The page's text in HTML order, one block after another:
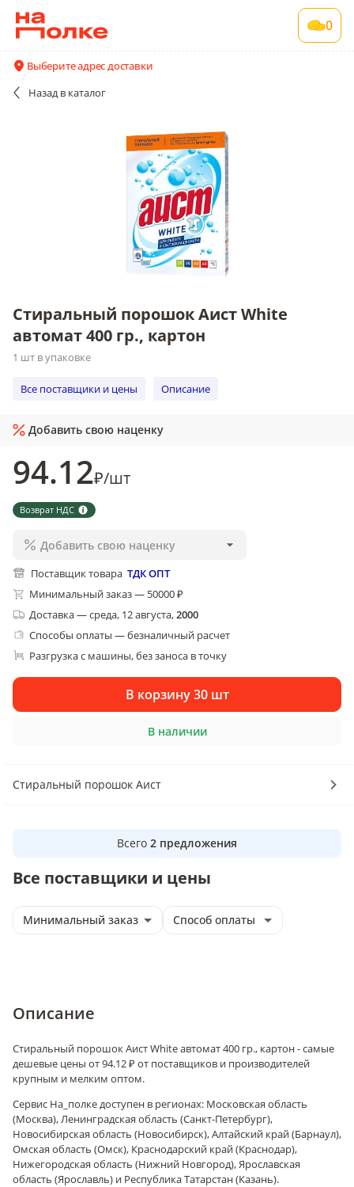
0
Выберите адрес доставки
Назад в каталог
Стиральный порошок Аист White автомат
400 гр., картон
Стиральный порошок Аист White
автомат 400 гр., картон
1 шт в упаковке
Все поставщики и цены Описание
Добавить свою наценку
94.12₽/шт
Возврат НДС
Добавить свою наценку
Поставщик товара ТДК ОПТ
Минимальный заказ — 50000 ₽
Доставка—среда, 12 августа,2000
Способы оплаты — безналичный расчет
Разгрузка с машины, без заноса в точку
В корзину 30 шт
В наличии
Стиральный порошок Аист
Всего 2 предложения
Все поставщики и цены
Минимальный заказ Способ оплаты
Описание
Стиральный порошок Аист White автомат 400 гр., картон - самые
дешевые цены от 94.12 ₽ от поставщиков и производителей
крупным и мелким оптом.
Сервис На_полке доступен в регионах: Московская область
(Москва), Ленинградская область (Санкт-Петербург),
Новосибирская область (Новосибирск), Алтайский край (Барнаул),
Омская область (Омск), Краснодарский край (Краснодар),
Нижегородская область (Нижний Новгород), Ярославская
область (Ярославль) и Республика Татарстан (Казань).